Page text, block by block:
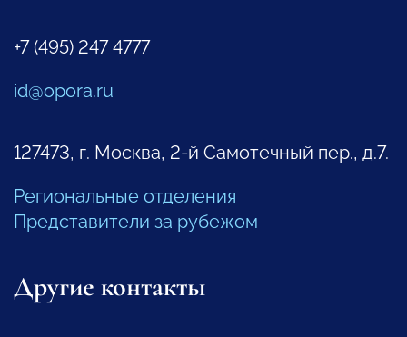
+7 (495) 247 4777
id@opora.ru
127473, г. Москва, 2-й Самотечный пер., д.7.
Региональные отделения
Представители за рубежом
Другие контакты